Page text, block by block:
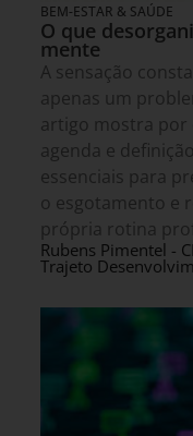
BEM-ESTAR & SAÚDE
O que
mente
A sensação
apenas um
artigo mostra por
agenda e
essenciais para
o esgotamento e
própria rotina
Rubens Pimentel -
Trajeto